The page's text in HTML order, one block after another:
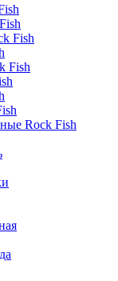
Fish
Fish
Rock Fish